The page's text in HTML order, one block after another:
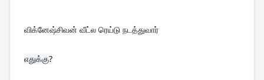
விக்னேஷ்சிவன் வீட்ல ரெய்டு நடத்துவார்
எதுக்கு?